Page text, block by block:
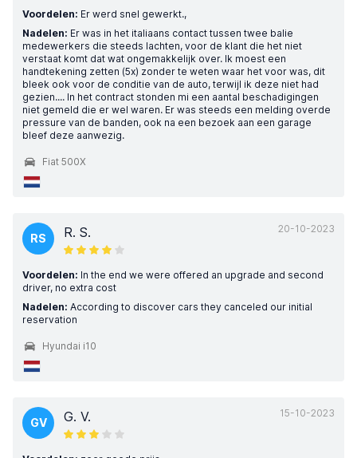
Voordelen: Er werd snel gewerkt.,
Nadelen: Er was in het italiaans contact tussen twee balie
medewerkers die steeds lachten, voor de klant die het niet
verstaat komt dat wat ongemakkelijk over. Ik moest een
handtekening zetten (5x) zonder te weten waar het voor was, dit
bleek ook voor de conditie van de auto, terwijl ik deze niet had
gezien.... In het contract stonden mi een aantal beschadigingen
niet gemeld die er wel waren. Er was steeds een melding overde
pressure van de banden, ook na een bezoek aan een garage
bleef deze aanwezig.
Fiat 500X
20-10-2023
RS R. S.
Voordelen: In the end we were offered an upgrade and second
driver, no extra cost
Nadelen: According to discover cars they canceled our initial
reservation
Hyundai i10
15-10-2023
GV G. V.